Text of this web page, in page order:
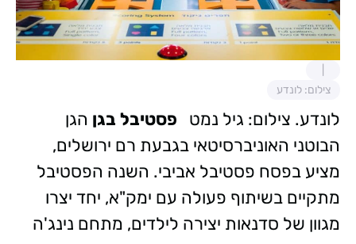
צילום: לונדע
לונדע. צילום: גיל נמט פסטיבל בגן הגן
הבוטני האוניברסיטאי בגבעת רם ירושלים,
מציע בפסח פסטיבל אביבי. השנה הפסטיבל
מתקיים בשיתוף פעולה עם ימק"א, יחד יצרו
מגוון של סדנאות יצירה לילדים, מתחם נינג'ה